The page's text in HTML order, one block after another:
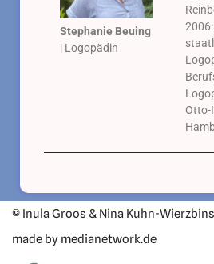
Stephanie Beuing
| Logopädin
Otto-
© Inula Groos & Nina Kuhn-
made by medianetwork.de